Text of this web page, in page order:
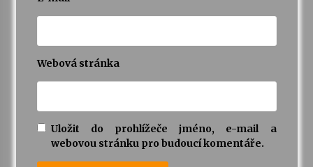
Webová stránka
Uložit do prohlížeče jméno, e-mail a
webovou stránku pro budoucí komentáře.